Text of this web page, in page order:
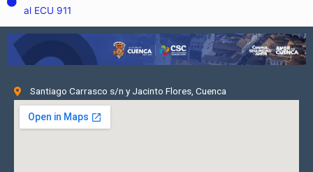
al ECU 911
Santiago Carrasco s/n y Jacinto Flores, Cuenca